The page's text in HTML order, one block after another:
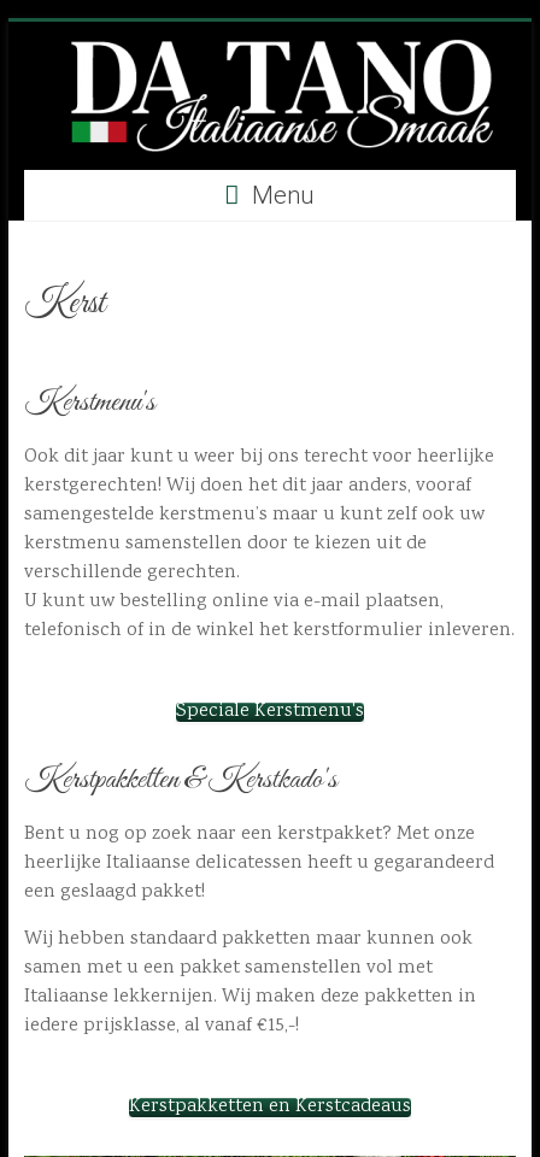
Tano
Smaak
Menu
Kerst
Kerstmenu's
Ook dit jaar kunt u weer bij ons terecht voor heerlijke
kerstgerechten! Wij doen het dit jaar anders, vooraf
samengestelde kerstmenu’s maar u kunt zelf ook uw
kerstmenu samenstellen door te kiezen uit de
verschillende gerechten.
U kunt uw bestelling online via e-mail plaatsen,
telefonisch of in de winkel het kerstformulier inleveren.
Speciale Kerstmenu's
Kerstpakketten & Kerstkado's
Bent u nog op zoek naar een kerstpakket? Met onze
heerlijke Italiaanse delicatessen heeft u gegarandeerd
een geslaagd pakket!
Wij hebben standaard pakketten maar kunnen ook
samen met u een pakket samenstellen vol met
Italiaanse lekkernijen. Wij maken deze pakketten in
iedere prijsklasse, al vanaf €15,-!
Kerstpakketten en Kerstcadeaus